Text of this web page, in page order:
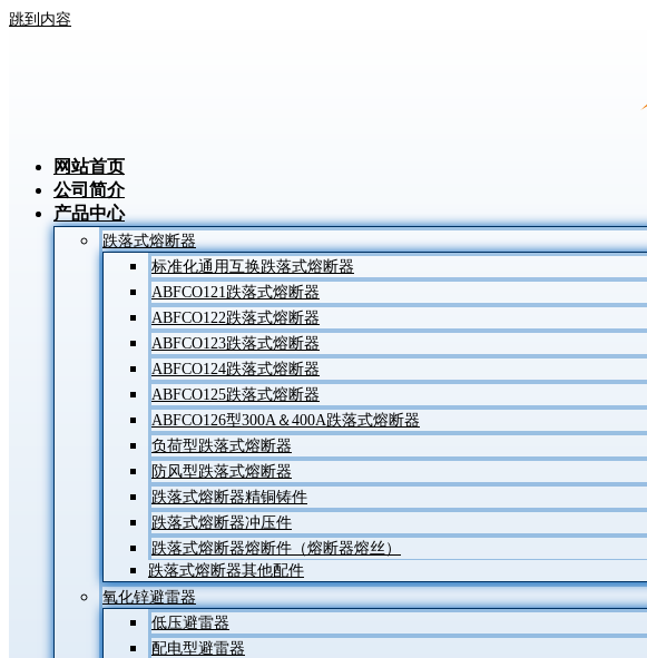
跳到内容
网站首页
公司简介
产品中心
跌落式熔断器
标准化通用互换跌落式熔断器
ABFCO121跌落式熔断器
ABFCO122跌落式熔断器
ABFCO123跌落式熔断器
ABFCO124跌落式熔断器
ABFCO125跌落式熔断器
ABFCO126型300A＆400A跌落式熔断器
负荷型跌落式熔断器
防风型跌落式熔断器
跌落式熔断器精铜铸件
跌落式熔断器冲压件
跌落式熔断器熔断件（熔断器熔丝）
跌落式熔断器其他配件
氧化锌避雷器
低压避雷器
配电型避雷器